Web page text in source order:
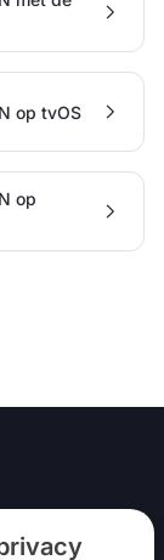
op tvOS
op